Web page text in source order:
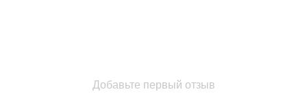
Добавьте первый отзыв